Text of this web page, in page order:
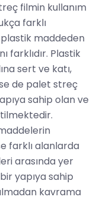
filmin kullanım
farklı
maddeden
farklıdır. Plastik
sert ve katı,
de palet streç
sahip olan ve
farklı alanlarda
arasında yer
yapıya sahip
kavrama